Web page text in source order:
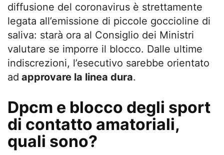
diffusione del coronavirus è strettamente
legata all’emissione di piccole goccioline di
saliva: starà ora al Consiglio dei Ministri
valutare se imporre il blocco. Dalle ultime
indiscrezioni, l’esecutivo sarebbe orientato
ad approvare la linea dura.
Dpcm e blocco degli sport
di contatto amatoriali,
quali sono?